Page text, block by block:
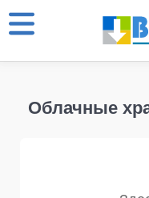
Облачные